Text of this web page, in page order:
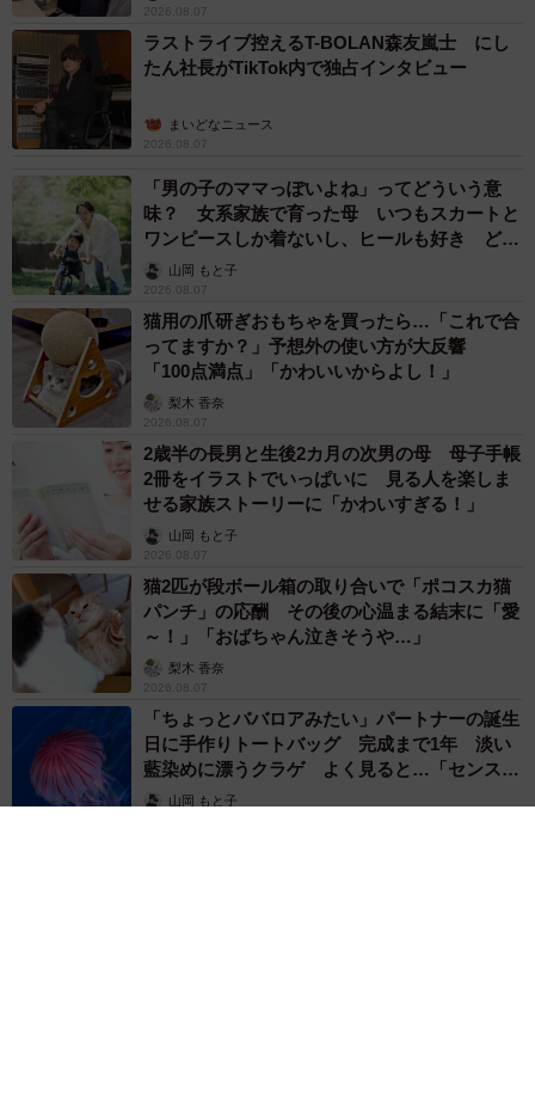
2026.08.07
ラストライブ控えるT-BOLAN森友嵐士 にし
たん社長がTikTok内で独占インタビュー
まいどなニュース
2026.08.07
「男の子のママっぽいよね」ってどういう意
味？ 女系家族で育った母 いつもスカートと
ワンピースしか着ないし、ヒールも好き どの
へんが…
山岡 もと子
2026.08.07
猫用の爪研ぎおもちゃを買ったら…「これで合
ってますか？」予想外の使い方が大反響
「100点満点」「かわいいからよし！」
梨木 香奈
2026.08.07
2歳半の長男と生後2カ月の次男の母 母子手帳
2冊をイラストでいっぱいに 見る人を楽しま
せる家族ストーリーに「かわいすぎる！」
山岡 もと子
2026.08.07
猫2匹が段ボール箱の取り合いで「ポコスカ猫
パンチ」の応酬 その後の心温まる結末に「愛
～！」「おばちゃん泣きそうや…」
梨木 香奈
2026.08.07
「ちょっとババロアみたい」パートナーの誕生
日に手作りトートバッグ 完成まで1年 淡い
藍染めに漂うクラゲ よく見ると…「センスす
ごい」山岡 もと子